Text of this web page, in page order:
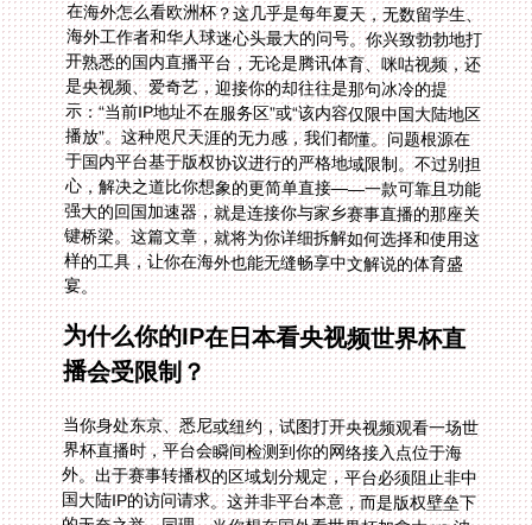
在海外怎么看欧洲杯？这几乎是每年夏天，无数留学生、
海外工作者和华人球迷心头最大的问号。你兴致勃勃地打
开熟悉的国内直播平台，无论是腾讯体育、咪咕视频，还
是央视频、爱奇艺，迎接你的却往往是那句冰冷的提
示：“当前IP地址不在服务区”或“该内容仅限中国大陆地区
播放”。这种咫尺天涯的无力感，我们都懂。问题根源在
于国内平台基于版权协议进行的严格地域限制。不过别担
心，解决之道比你想象的更简单直接——一款可靠且功能
强大的回国加速器，就是连接你与家乡赛事直播的那座关
键桥梁。这篇文章，就将为你详细拆解如何选择和使用这
样的工具，让你在海外也能无缝畅享中文解说的体育盛
宴。
为什么你的IP在日本看央视频世界杯直
播会受限制？
当你身处东京、悉尼或纽约，试图打开央视频观看一场世
界杯直播时，平台会瞬间检测到你的网络接入点位于海
外。出于赛事转播权的区域划分规定，平台必须阻止非中
国大陆IP的访问请求。这并非平台本意，而是版权壁垒下
的无奈之举。同理，当你想在国外看世界杯加拿大 vs 波
黑这样的焦点战时，也会遭遇完全相同的地区限制。这种
限制将你与熟悉的解说声音、实时的中文互动社区彻底隔
绝。此时，你需要的是一个能将自己的网络身份“伪装”成
国内用户的工具，也就是我们所说的回国加速器或VPN。